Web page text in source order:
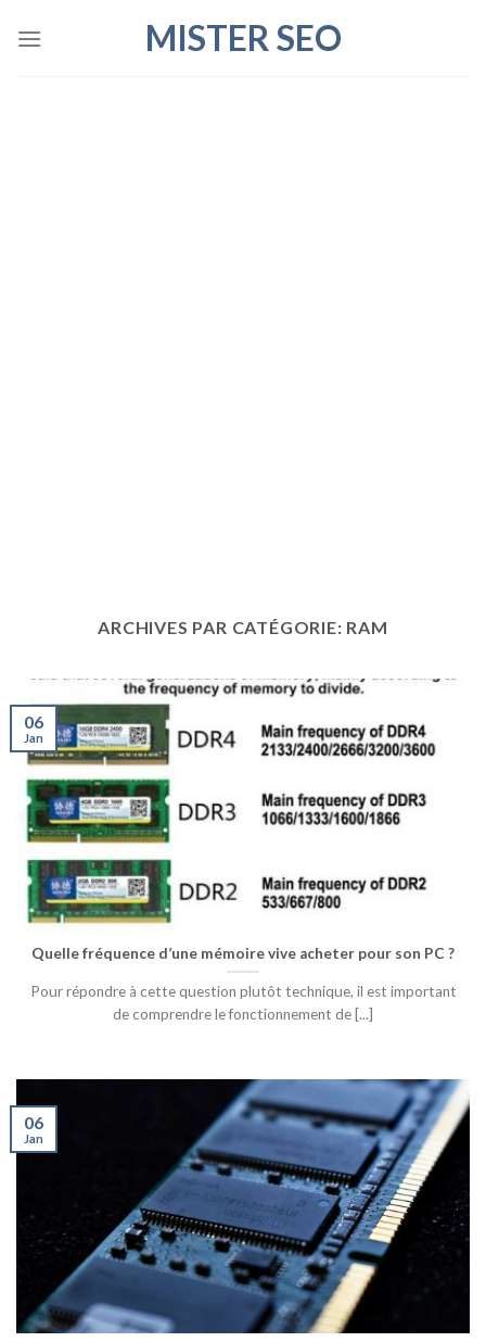
MISTER SEO
ARCHIVES PAR CATÉGORIE: RAM
Quelle fréquence d’une mémoire vive acheter pour son PC ?
Pour répondre à cette question plutôt technique, il est important
de comprendre le fonctionnement de [...]
06
Jan
06
Jan